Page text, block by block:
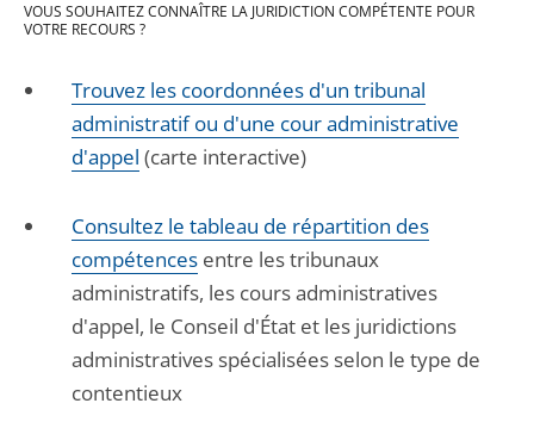
VOUS SOUHAITEZ CONNAÎTRE LA JURIDICTION COMPÉTENTE POUR
VOTRE RECOURS ?
Trouvez les coordonnées d'un tribunal
administratif ou d'une cour administrative
d'appel (carte interactive)
Consultez le tableau de répartition des
compétences entre les tribunaux
administratifs, les cours administratives
d'appel, le Conseil d'État et les juridictions
administratives spécialisées selon le type de
contentieux